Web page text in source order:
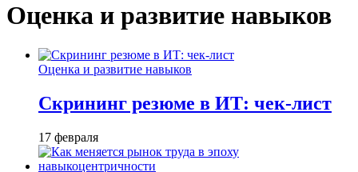
Оценка и развитие навыков
Оценка и развитие навыков
Скрининг резюме в ИТ: чек-лист
17 февраля